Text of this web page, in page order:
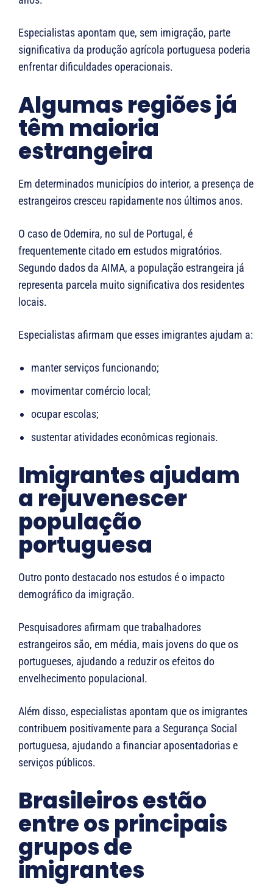
Especialistas apontam que, sem imigração, parte
significativa da produção agrícola portuguesa poderia
enfrentar dificuldades operacionais.
Algumas regiões já
têm maioria
estrangeira
Em determinados municípios do interior, a presença de
estrangeiros cresceu rapidamente nos últimos anos.
O caso de Odemira, no sul de Portugal, é
frequentemente citado em estudos migratórios.
Segundo dados da AIMA, a população estrangeira já
representa parcela muito significativa dos residentes
locais.
Especialistas afirmam que esses imigrantes ajudam a:
manter serviços funcionando;
movimentar comércio local;
ocupar escolas;
sustentar atividades econômicas regionais.
Imigrantes ajudam
a rejuvenescer
população
portuguesa
Outro ponto destacado nos estudos é o impacto
demográfico da imigração.
Pesquisadores afirmam que trabalhadores
estrangeiros são, em média, mais jovens do que os
portugueses, ajudando a reduzir os efeitos do
envelhecimento populacional.
Além disso, especialistas apontam que os imigrantes
contribuem positivamente para a Segurança Social
portuguesa, ajudando a financiar aposentadorias e
serviços públicos.
Brasileiros estão
entre os principais
grupos de
imigrantes